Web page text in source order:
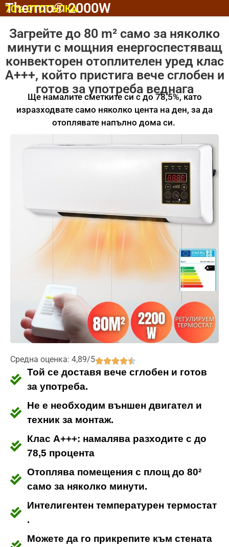
Thermo® 2000W
70% ОТСТЪПКА
Загрейте до 80 m² само за няколко
минути с мощния енергоспестяващ
конвекторен отоплителен уред клас
А+++, който пристига вече сглобен и
готов за употреба веднага
Ще намалите сметките си с до 78,5%, като
изразходвате само няколко цента на ден, за да
отоплявате напълно дома си.
Средна оценка: 4,89/5
Той се доставя вече сглобен и готов
за употреба.
Не е необходим външен двигател и
техник за монтаж.
Клас A+++: намалява разходите с до
78,5 процента
Отоплява помещения с площ до 80²
само за няколко минути.
Интелигентен температурен термостат
.
Можете да го прикрепите към стената